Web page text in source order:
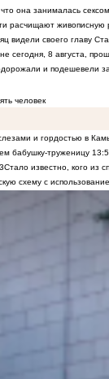
она занималась
расчищают
видели своего главу
сегодня, 8 августа,
и подешевели
человек
и гордостью в
бабушку-труженицу
Стало известно, кого из
схему с